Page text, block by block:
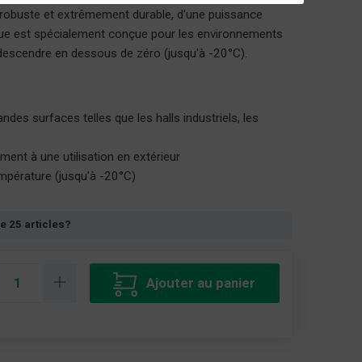
et extrêmement durable, d'une puissance
est spécialement conçue pour les environnements
en dessous de zéro (jusqu'à -20°C).
surfaces telles que les halls industriels, les
à une utilisation en extérieur
(jusqu'à -20°C)
Ajouter au panier
25 articles?